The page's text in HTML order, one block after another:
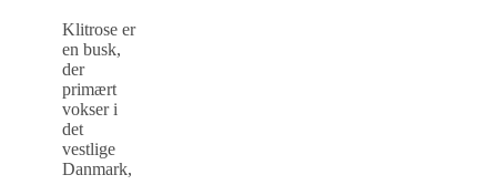
Klitrose er
en busk,
der
primært
vokser i
det
vestlige
Danmark,